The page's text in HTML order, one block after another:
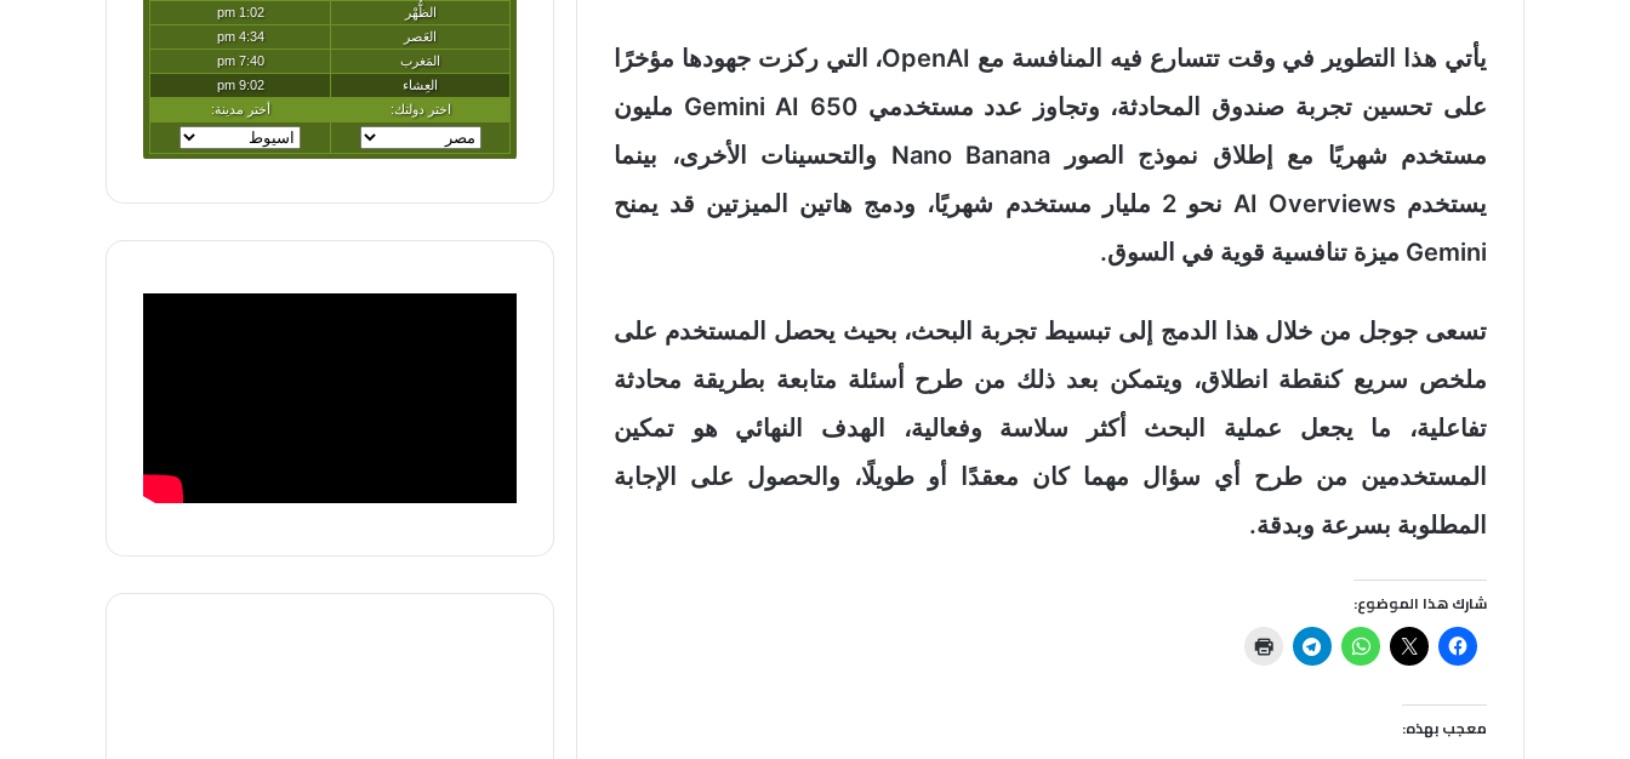
يأتي هذا التطوير في وقت تتسارع فيه المنافسة مع OpenAI، التي ركزت جهودها مؤخرًا
على تحسين تجربة صندوق المحادثة، وتجاوز عدد مستخدمي Gemini AI 650 مليون
مستخدم شهريًا مع إطلاق نموذج الصور Nano Banana والتحسينات الأخرى، بينما
يستخدم AI Overviews نحو 2 مليار مستخدم شهريًا، ودمج هاتين الميزتين قد يمنح
Gemini ميزة تنافسية قوية في السوق.
تسعى جوجل من خلال هذا الدمج إلى تبسيط تجربة البحث، بحيث يحصل المستخدم على
ملخص سريع كنقطة انطلاق، ويتمكن بعد ذلك من طرح أسئلة متابعة بطريقة محادثة
تفاعلية، ما يجعل عملية البحث أكثر سلاسة وفعالية، الهدف النهائي هو تمكين
المستخدمين من طرح أي سؤال مهما كان معقدًا أو طويلًا، والحصول على الإجابة
المطلوبة بسرعة وبدقة.
شارك هذا الموضوع:
معجب بهذه: